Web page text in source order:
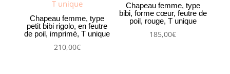
Chapeau femme, type
petit bibi rigolo, en feutre
de poil, imprimé, T unique
210,00€
Chapeau femme, type
bibi, forme cœur, feutre de
poil, rouge, T unique
185,00€